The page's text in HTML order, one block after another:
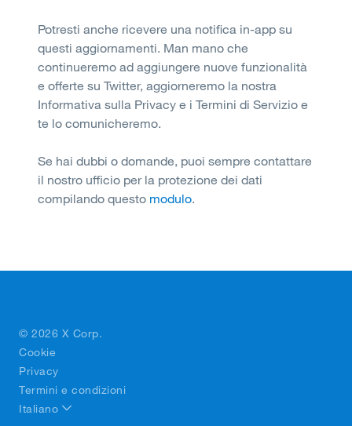
Potresti anche ricevere una notifica in-app su
questi aggiornamenti. Man mano che
continueremo ad aggiungere nuove funzionalità
e offerte su Twitter, aggiorneremo la nostra
Informativa sulla Privacy e i Termini di Servizio e
te lo comunicheremo.
Se hai dubbi o domande, puoi sempre contattare
il nostro ufficio per la protezione dei dati
compilando questo modulo.
© 2026 X Corp.
Cookie
Privacy
Termini e condizioni
Italiano